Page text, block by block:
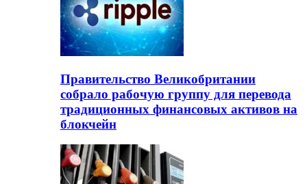
Правительство Великобритании
собрало рабочую группу для перевода
традиционных финансовых активов на
блокчейн